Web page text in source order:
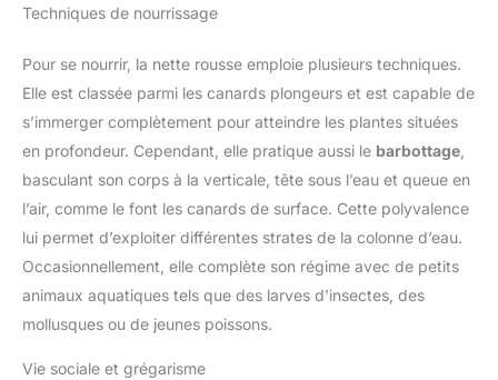
Techniques de nourrissage
Pour se nourrir, la nette rousse emploie plusieurs techniques.
Elle est classée parmi les canards plongeurs et est capable de
s’immerger complètement pour atteindre les plantes situées
en profondeur. Cependant, elle pratique aussi le barbottage
basculant son corps à la verticale, tête sous l’eau et queue en
l’air, comme le font les canards de surface. Cette polyvalence
lui permet d’exploiter différentes strates de la colonne d’eau.
Occasionnellement, elle complète son régime avec de petits
animaux aquatiques tels que des larves d’insectes, des
mollusques ou de jeunes poissons.
Vie sociale et grégarisme